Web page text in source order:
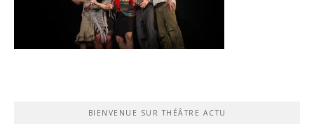
BIENVENUE SUR THÉÂTRE ACTU